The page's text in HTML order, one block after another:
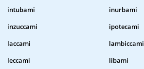
intubami
inurbami
inzuccami
ipotecami
laccami
lambiccami
leccami
libami